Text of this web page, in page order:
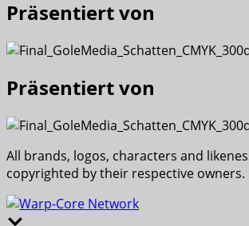
Präsentiert von
Präsentiert von
All brands, logos, characters and
copyrighted by their respective owners.